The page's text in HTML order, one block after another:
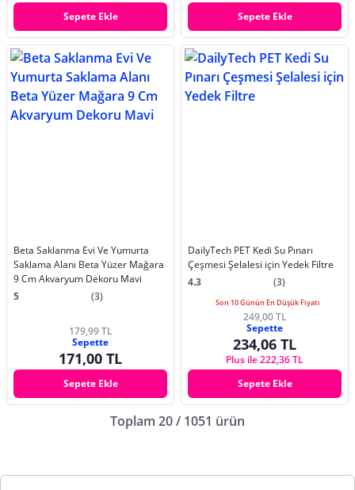
Sepete Ekle
Sepete Ekle
Beta Saklanma Evi Ve Yumurta
Saklama Alanı Beta Yüzer Mağara
9 Cm Akvaryum Dekoru Mavi
5
(3)
179,99 TL
Sepette
171,00 TL
Sepete Ekle
DailyTech PET Kedi Su Pınarı
Çeşmesi Şelalesi için Yedek Filtre
4.3
(3)
Son 10 Günün En Düşük Fiyatı
249,00 TL
Sepette
234,06 TL
Plus ile 222,36 TL
Sepete Ekle
Toplam 20 / 1051 ürün